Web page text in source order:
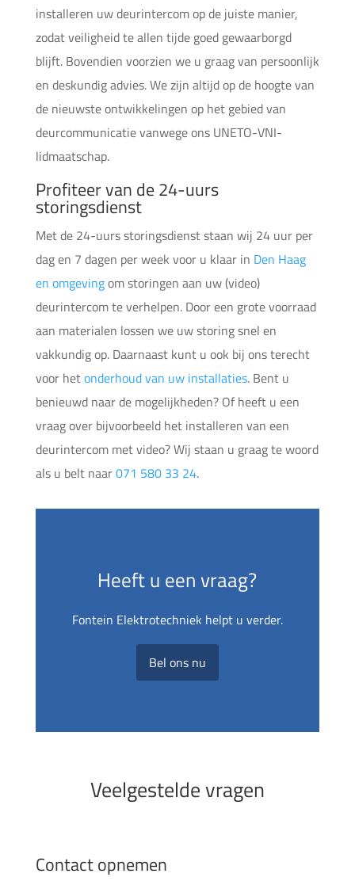
installeren uw deurintercom op de juiste manier,
zodat veiligheid te allen tijde goed gewaarborgd
blijft. Bovendien voorzien we u graag van persoonlijk
en deskundig advies. We zijn altijd op de hoogte van
de nieuwste ontwikkelingen op het gebied van
deurcommunicatie vanwege ons UNETO-VNI-
lidmaatschap.
Profiteer van de 24-uurs
storingsdienst
Met de 24-uurs storingsdienst staan wij 24 uur per
dag en 7 dagen per week voor u klaar in Den Haag
en omgevingom storingen aan uw (video)
deurintercom te verhelpen. Door een grote voorraad
aan materialen lossen we uw storing snel en
vakkundig op. Daarnaast kunt u ook bij ons terecht
voor hetonderhoud van uw installaties. Bent u
benieuwd naar de mogelijkheden? Of heeft u een
vraag over bijvoorbeeld het installeren van een
deurintercom met video? Wij staan u graag te woord
als u belt naar071 580 33 24.
Heeft u een vraag?
Fontein Elektrotechniek helpt u verder.
Bel ons nu
Veelgestelde vragen
Contact opnemen